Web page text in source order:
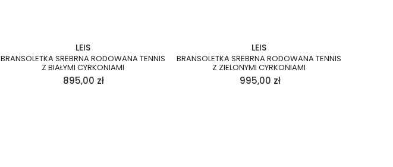
LEIS
BRANSOLETKA SREBRNA RODOWANA TENNIS
Z BIAŁYMI CYRKONIAMI
895,00 zł
LEIS
BRANSOLETKA SREBRNA RODOWANA TENNIS
Z ZIELONYMI CYRKONIAMI
995,00 zł